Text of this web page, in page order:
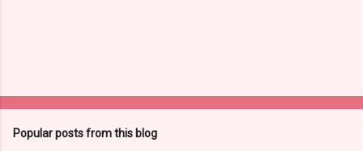
Popular posts from this blog